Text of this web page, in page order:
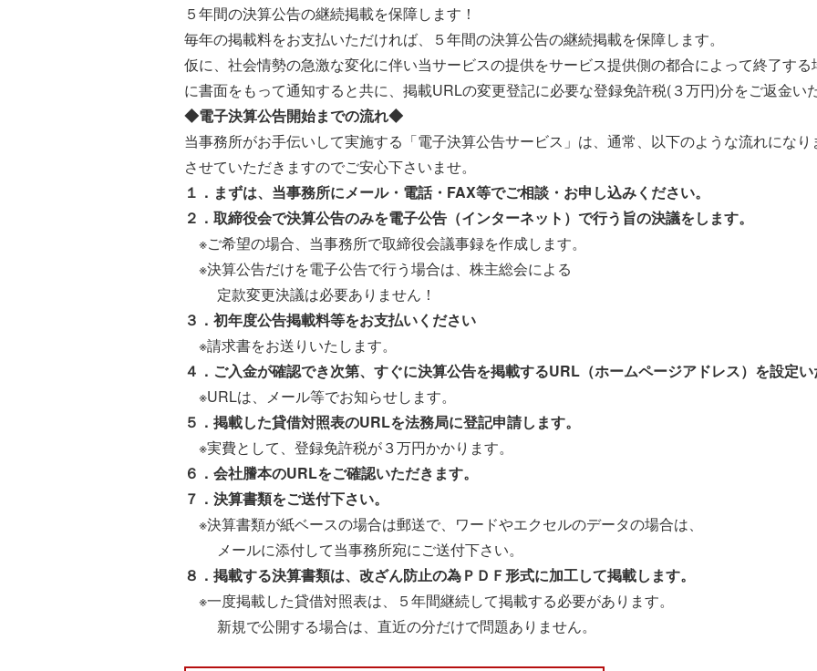
５年間の決算公告の継続掲載を保障します！
毎年の掲載料をお支払いただければ、５年間の決算公告の継続掲載を保障します。
仮に、社会情勢の急激な変化に伴い当サービスの提供をサービス提供側の都合によって終了す
に書面をもって通知すると共に、掲載URLの変更登記に必要な登録免許税(３万円)分をご返金い
◆電子決算公告開始までの流れ◆
当事務所がお手伝いして実施する「電子決算公告サービス」は、通常、以下のような流れにな
させていただきますのでご安心下さいませ。
１．まずは、当事務所にメール・電話・FAX等でご相談・お申し込みください。
２．取締役会で決算公告のみを電子公告（インターネット）で行う旨の決議をします。
※ご希望の場合、当事務所で取締役会議事録を作成します。
※決算公告だけを電子公告で行う場合は、株主総会による
定款変更決議は必要ありません！
３．初年度公告掲載料等をお支払いください
※請求書をお送りいたします。
４．ご入金が確認でき次第、すぐに決算公告を掲載するURL（ホームページアドレス）を設定
※URLは、メール等でお知らせします。
５．掲載した貸借対照表のURLを法務局に登記申請します。
※実費として、登録免許税が３万円かかります。
６．会社謄本のURLをご確認いただきます。
７．決算書類をご送付下さい。
※決算書類が紙ベースの場合は郵送で、ワードやエクセルのデータの場合は、
メールに添付して当事務所宛にご送付下さい。
８．掲載する決算書類は、改ざん防止の為ＰＤＦ形式に加工して掲載します。
※一度掲載した貸借対照表は、５年間継続して掲載する必要があります。
新規で公開する場合は、直近の分だけで問題ありません。